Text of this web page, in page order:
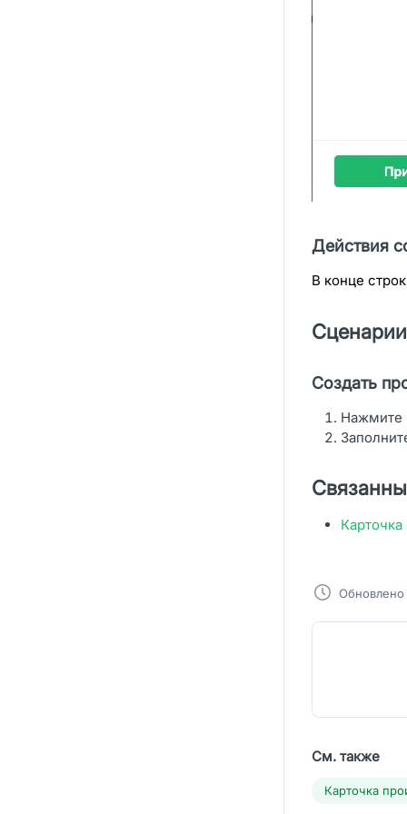
Действия
В конце
Сценарии
Создать
Нажмите
Обновлено
См. также
Карточка